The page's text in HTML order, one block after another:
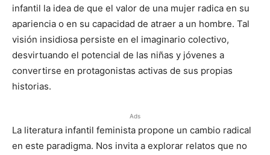
infantil la idea de que el valor de una mujer radica en su
apariencia o en su capacidad de atraer a un hombre. Tal
visión insidiosa persiste en el imaginario colectivo,
desvirtuando el potencial de las niñas y jóvenes a
convertirse en protagonistas activas de sus propias
historias.
Ads
La literatura infantil feminista propone un cambio radical
en este paradigma. Nos invita a explorar relatos que no